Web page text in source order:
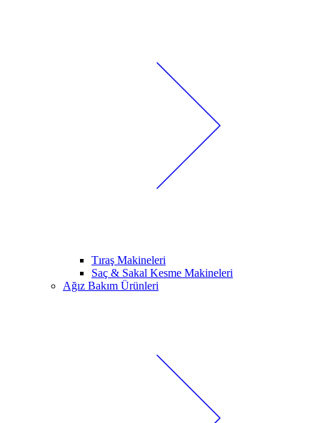
Tıraş Makineleri
Saç & Sakal Kesme Makineleri
Ağız Bakım Ürünleri